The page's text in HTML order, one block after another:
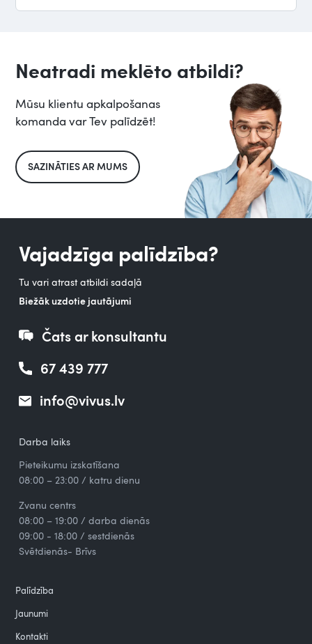
Neatradi meklēto atbildi?
Mūsu klientu apkalpošanas
komanda var Tev palīdzēt!
SAZINĀTIES AR MUMS
Vajadzīga palīdzība?
Tu vari atrast atbildi sadaļā
Biežāk uzdotie jautājumi
Čats ar konsultantu
67 439 777
info@vivus.lv
Darba laiks
Pieteikumu izskatīšana
08:00 – 23:00 / katru dienu
Zvanu centrs
08:00 – 19:00 / darba dienās
09:00 - 18:00 / sestdienās
Svētdienās- Brīvs
Palīdzība
Jaunumi
Kontakti